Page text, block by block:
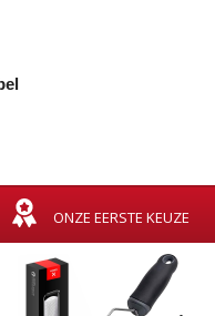
ONZE EERSTE KEUZE